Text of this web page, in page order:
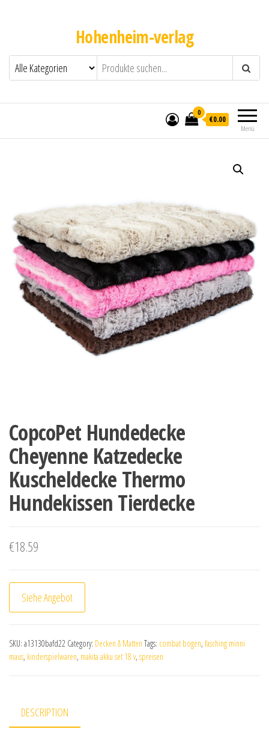
Hohenheim-verlag
Menü
0
€0.00
CopcoPet Hundedecke
Cheyenne Katzedecke
Kuscheldecke Thermo
Hundekissen Tierdecke
€18.59
Siehe Angebot
SKU: a13130bafd22 Category: Decken & Matten Tags: combat bogen, fasching minni
maus, kinderspielwaren, makita akku set 18 v, spreisen
DESCRIPTION